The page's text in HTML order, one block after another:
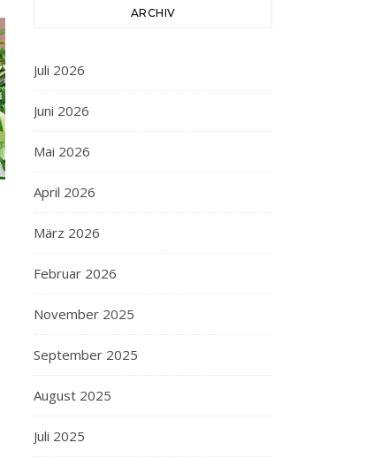
ARCHIV
Juli 2026
Juni 2026
Mai 2026
April 2026
März 2026
Februar 2026
November 2025
September 2025
August 2025
Juli 2025